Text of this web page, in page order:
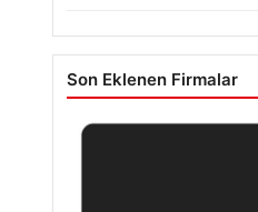
Son Eklenen Firmalar